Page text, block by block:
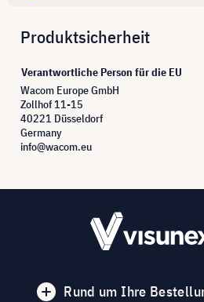
Produktsicherheit
Verantwortliche Person für die EU
Wacom Europe GmbH
Zollhof 11-15
40221 Düsseldorf
Germany
info@wacom.eu
Rund um Ihre